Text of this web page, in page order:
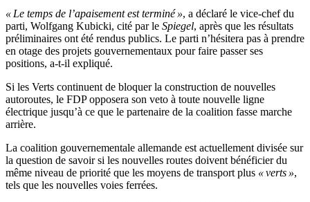
« Le temps de l’apaisement est terminé », a déclaré le vice-chef du
parti, Wolfgang Kubicki, cité par le Spiegel, après que les résultats
préliminaires ont été rendus publics. Le parti n’hésitera pas à prendre
en otage des projets gouvernementaux pour faire passer ses
positions, a-t-il expliqué.
Si les Verts continuent de bloquer la construction de nouvelles
autoroutes, le FDP opposera son veto à toute nouvelle ligne
électrique jusqu’à ce que le partenaire de la coalition fasse marche
arrière.
La coalition gouvernementale allemande est actuellement divisée sur
la question de savoir si les nouvelles routes doivent bénéficier du
même niveau de priorité que les moyens de transport plus « verts »,
tels que les nouvelles voies ferrées.